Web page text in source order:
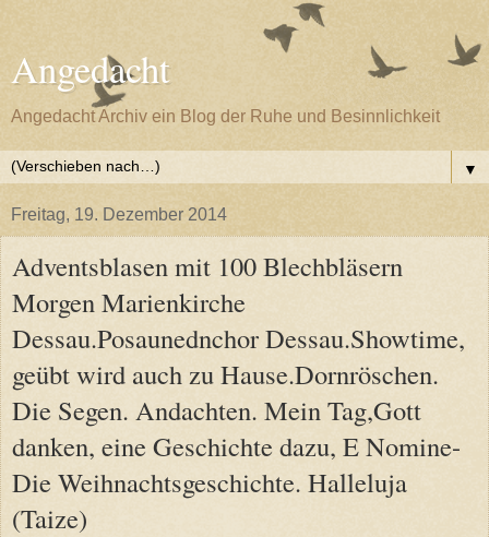
Angedacht
Angedacht Archiv ein Blog der Ruhe und Besinnlichkeit
▼
Freitag, 19. Dezember 2014
Adventsblasen mit 100 Blechbläsern
Morgen Marienkirche
Dessau.Posaunednchor Dessau.Showtime,
geübt wird auch zu Hause.Dornröschen.
Die Segen. Andachten. Mein Tag,Gott
danken, eine Geschichte dazu, E Nomine-
Die Weihnachtsgeschichte. Halleluja
(Taize)